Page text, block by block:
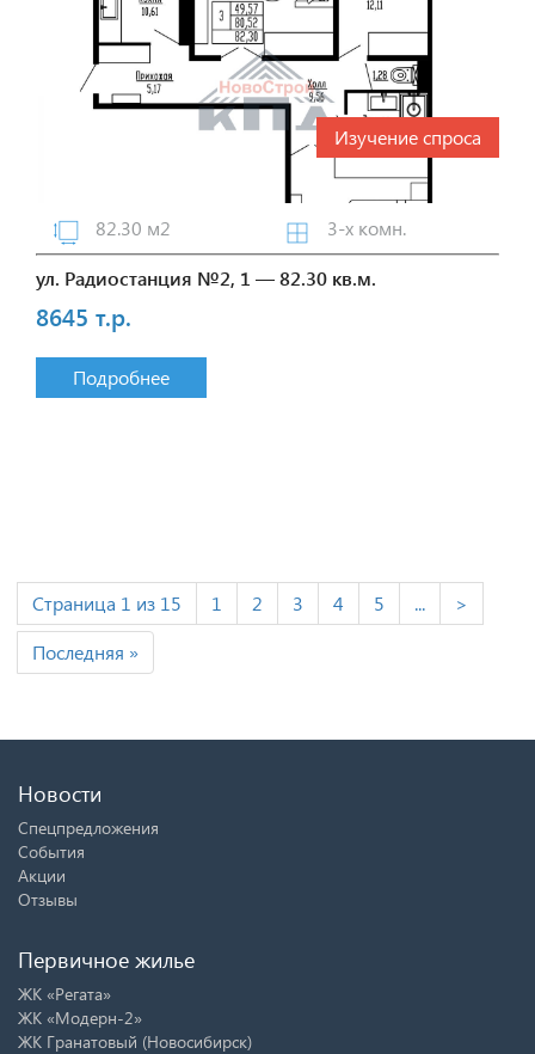
Изучение спроса
82.30 м2
3-х комн.
ул. Радиостанция №2, 1 — 82.30 кв.м.
8645 т.р.
Подробнее
Страница 1 из 15 1 2 3 4 5 ...
>
Последняя »
Новости
Спецпредложения
События
Акции
Отзывы
Первичное жилье
ЖК «Регата»
ЖК «Модерн-2»
ЖК Гранатовый (Новосибирск)